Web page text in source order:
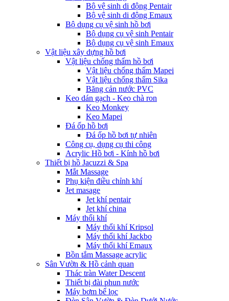
Bộ vệ sinh di động Pentair
Bộ vệ sinh di động Emaux
Bộ dụng cụ vệ sinh hồ bơi
Bộ dụng cụ vệ sinh Pentair
Bộ dụng cụ vệ sinh Emaux
Vật liệu xây dựng hồ bơi
Vật liệu chống thấm hồ bơi
Vật liệu chống thấm Mapei
Vật liệu chống thấm Sika
Băng cản nước PVC
Keo dán gạch - Keo chà ron
Keo Monkey
Keo Mapei
Đá ốp hồ bơi
Đá ốp hồ bơi tự nhiên
Công cụ, dụng cụ thi công
Acrylic Hồ bơi - Kính hồ bơi
Thiết bị hồ Jacuzzi & Spa
Mắt Massage
Phụ kiện điều chỉnh khí
Jet masage
Jet khí pentair
Jet khí china
Máy thổi khí
Máy thổi khí Kripsol
Máy thổi khí Jackbo
Máy thổi khí Emaux
Bồn tắm Massage acrylic
Sân Vườn & Hồ cảnh quan
Thác tràn Water Descent
Thiết bị đài phun nước
Máy bơm bể lọc